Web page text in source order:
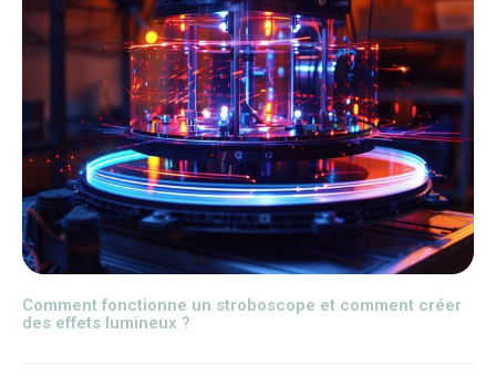
Comment fonctionne un stroboscope et comment créer
des effets lumineux ?